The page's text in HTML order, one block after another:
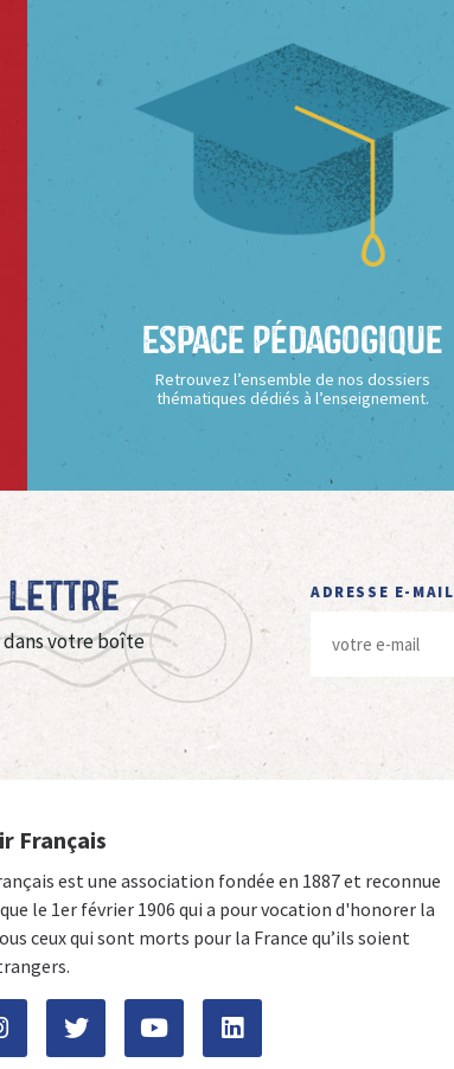
Espace Pédagogique
Retrouvez l’ensemble de nos dossiers
thématiques dédiés à l’enseignement.
Lettre
dans votre boîte
ADRESSE E-MAIL
Français
est une association fondée en 1887 et reconnue
le 1er février 1906 qui a pour vocation d'honorer la
ceux qui sont morts pour la France qu’ils soient